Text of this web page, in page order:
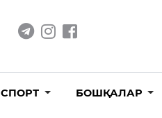
СПОРТ БОШҚАЛАР